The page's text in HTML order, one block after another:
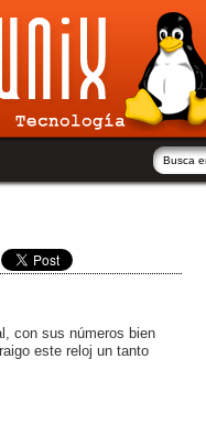
con sus números bien
este reloj un tanto